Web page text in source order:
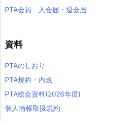
PTA会員 入会届・退会届
資料
PTAのしおり
PTA規約・内規
PTA総会資料(2026年度)
個人情報取扱規約